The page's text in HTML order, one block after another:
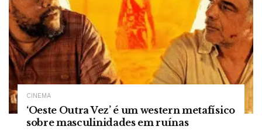
CINEMA
‘Oeste Outra Vez’ é um western metafísico
sobre masculinidades em ruínas